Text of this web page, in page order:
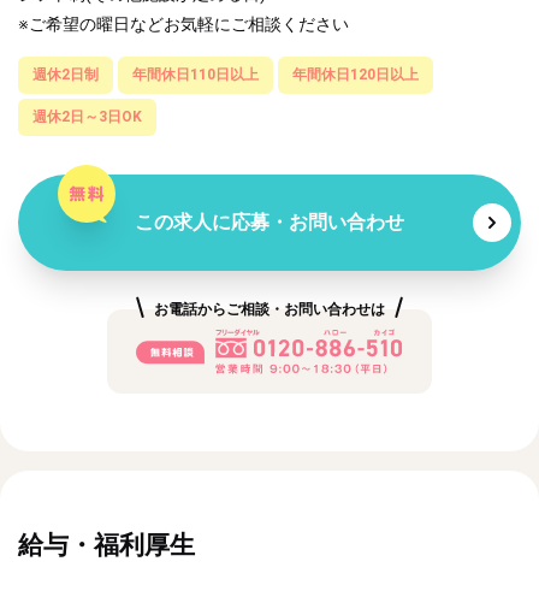
※ご希望の曜日などお気軽にご相談ください
週休2日制 年間休日110日以上 年間休日120日以上
週休2日～3日OK
この求人に応募・お問い合わせ
お電話からご相談・お問い合わせは
給与・福利厚生